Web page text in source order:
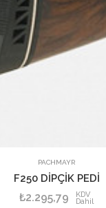
PACHMAYR
F250 DİPÇİK PEDİ
₺2.295,79 KDV
Dahil